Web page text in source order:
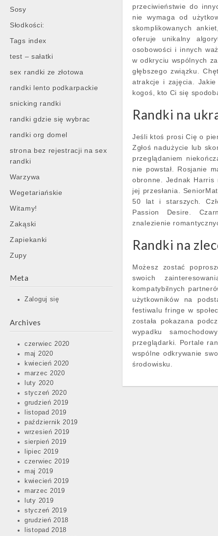
Sosy
Słodkości:
Tags index
test – sałatki
sex randki ze złotowa
randki lento podkarpackie
snicking randki
randki gdzie się wybrac
randki org domel
strona bez rejestracji na sex
randki
Warzywa
Wegetariańskie
Witamy!
Zakąski
Zapiekanki
Zupy
Meta
Zaloguj się
Archives
czerwiec 2020
maj 2020
kwiecień 2020
marzec 2020
luty 2020
styczeń 2020
grudzień 2019
listopad 2019
październik 2019
wrzesień 2019
sierpień 2019
lipiec 2019
czerwiec 2019
maj 2019
kwiecień 2019
marzec 2019
luty 2019
styczeń 2019
grudzień 2018
listopad 2018
przeciwieństwie do
nie wymaga od
skomplikowanych
oferuje unikalny
osobowości i innych
w odkryciu wspólnych
głębszego związku.
atrakcje i zajęcia.
kogoś, kto Ci się
Randki na
Jeśli ktoś prosi Cię o
Zgłoś nadużycie lub
przeglądaniem
nie powstał. Rosjanie
obronne. Jednak Harris
jej przesłania.
50 lat i starszych.
Passion Desire.
znalezienie
Randki na
Możesz zostać
swoich
kompatybilnych
użytkowników na
festiwalu fringe w
została pokazana
wypadku
przeglądarki. Portale
wspólne odkrywanie
środowisku.